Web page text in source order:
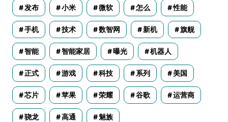
发布 小米 微软 怎么 性能
手机 技术 数智网 新机 旗舰
智能 智能家居 曝光 机器人
正式 游戏 科技 系列 美国
芯片 苹果 荣耀 谷歌 运营商
骁龙 高通 魅族